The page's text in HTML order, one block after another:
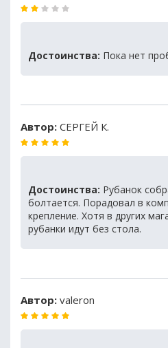
Достоинства: Пока нет
Автор: СЕРГЕЙ К.
Достоинства: Рубанок
болтается. Порадовал в
крепление. Хотя в других
рубанки идут без стола.
Автор: valeron